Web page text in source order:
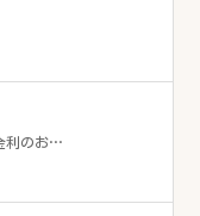
利のお…